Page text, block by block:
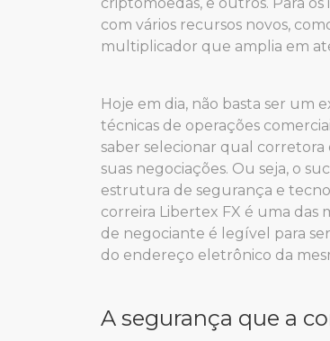
com vários recursos novos,
multiplicador que amplia em
Hoje em dia, não basta ser um
técnicas de operações
saber selecionar qual corretora
suas negociações. Ou seja, o
estrutura de segurança e
correira Libertex FX é uma das
de negociante é legível para
do endereço eletrônico da
A segurança que a